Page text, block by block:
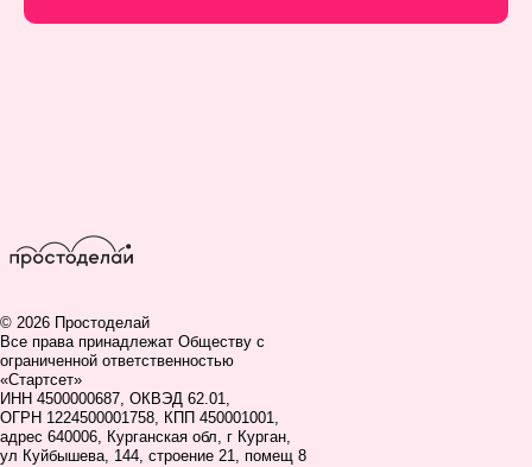
© 2026 Простоделай
Все права принадлежат Обществу с
ограниченной ответственностью
«Стартсет»
ИНН 4500000687, ОКВЭД 62.01,
ОГРН 1224500001758, КПП 450001001,
адрес 640006, Курганская обл, г Курган,
ул Куйбышева, 144, строение 21, помещ 8